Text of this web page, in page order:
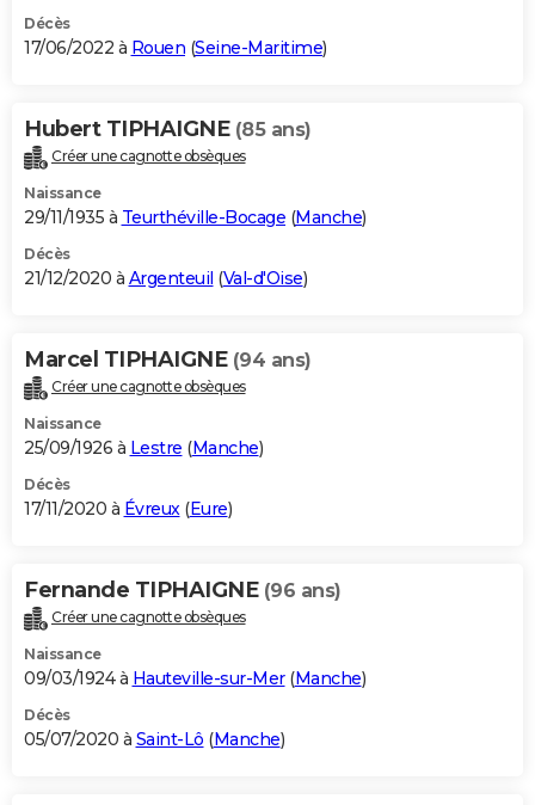
Décès
17/06/2022 à Rouen (Seine-Maritime)
Hubert TIPHAIGNE (85 ans)
Créer une cagnotte obsèques
Naissance
29/11/1935 à Teurthéville-Bocage (Manche)
Décès
21/12/2020 à Argenteuil (Val-d'Oise)
Marcel TIPHAIGNE (94 ans)
Créer une cagnotte obsèques
Naissance
25/09/1926 à Lestre (Manche)
Décès
17/11/2020 à Évreux(Eure)
Fernande TIPHAIGNE (96 ans)
Créer une cagnotte obsèques
Naissance
09/03/1924 à Hauteville-sur-Mer(Manche)
Décès
05/07/2020 à Saint-Lô (Manche)